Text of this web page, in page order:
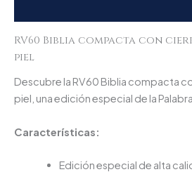
RV60 Biblia compacta con
piel
Descubre la RV60 Biblia compacta
piel, una edición especial de la
Características:
Edición especial de alta